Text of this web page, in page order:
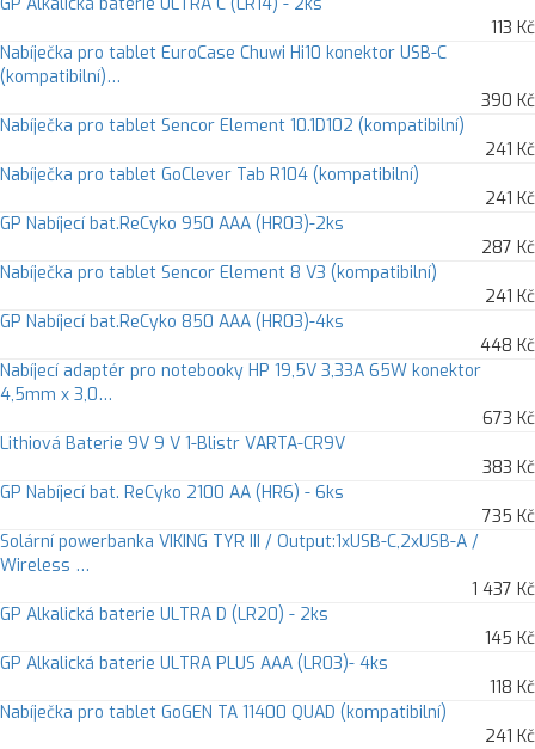
113 Kč
Nabíječka pro tablet EuroCase Chuwi Hi10 konektor USB-C
(kompatibilní)…
390 Kč
Nabíječka pro tablet Sencor Element 10.1D102 (kompatibilní)
241 Kč
Nabíječka pro tablet GoClever Tab R104 (kompatibilní)
241 Kč
GP Nabíjecí bat.ReCyko 950 AAA (HR03)-2ks
287 Kč
Nabíječka pro tablet Sencor Element 8 V3 (kompatibilní)
241 Kč
GP Nabíjecí bat.ReCyko 850 AAA (HR03)-4ks
448 Kč
Nabíjecí adaptér pro notebooky HP 19,5V 3,33A 65W konektor
4,5mm x 3,0…
673 Kč
Lithiová Baterie 9V 9 V 1-Blistr VARTA-CR9V
383 Kč
GP Nabíjecí bat. ReCyko 2100 AA (HR6) - 6ks
735 Kč
Solární powerbanka VIKING TYR III / Output:1xUSB-C,2xUSB-A /
Wireless …
1 437 Kč
GP Alkalická baterie ULTRA D (LR20) - 2ks
145 Kč
GP Alkalická baterie ULTRA PLUS AAA (LR03)- 4ks
118 Kč
Nabíječka pro tablet GoGEN TA 11400 QUAD (kompatibilní)
241 Kč